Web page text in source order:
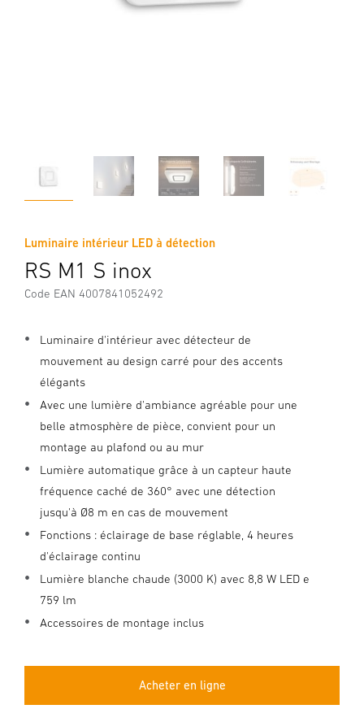
Luminaire intérieur LED à détection
RS M1 S inox
Code EAN 4007841052492
Luminaire d'intérieur avec détecteur de
mouvement au design carré pour des accents
élégants
Avec une lumière d'ambiance agréable pour une
belle atmosphère de pièce, convient pour un
montage au plafond ou au mur
Lumière automatique grâce à un capteur haute
fréquence caché de 360° avec une détection
jusqu'à Ø8 m en cas de mouvement
Fonctions : éclairage de base réglable, 4 heures
d'éclairage continu
Lumière blanche chaude (3000 K) avec 8,8 W LED e
759 lm
Accessoires de montage inclus
Acheter en ligne